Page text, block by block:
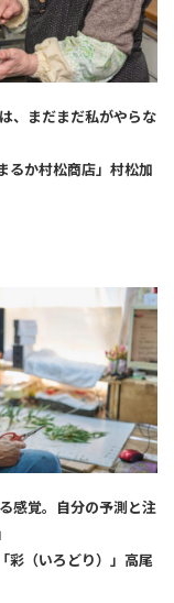
、まだまだ私がやらな
るか村松商店」村松加
感覚。自分の予測と注
彩（いろどり）」高尾